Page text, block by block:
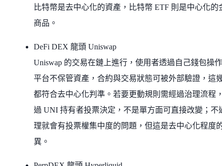
比特幣是去中心化的資產，比特幣 ETF 則是中心化的
商品。
DeFi DEX 龍頭 Uniswap
Uniswap 的交易在鏈上進行，使用者透過自己錢包操
平台不保管資產，合約與交易狀態可被外部驗證，這
都符合去中心化判準。若要更動規則需經過治理流程
過 UNI 持有者投票決定，不是單方面可直接改變；不
理就會有投票權集中度的問題，但這是去中心化程度
異。